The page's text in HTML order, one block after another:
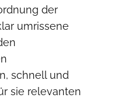
der
umrissene
schnell und
sie relevanten